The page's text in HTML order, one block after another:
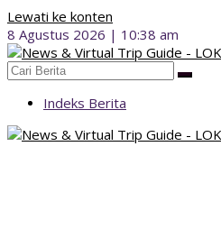
Lewati ke konten
8 Agustus 2026 | 10:38 am
Indeks Berita